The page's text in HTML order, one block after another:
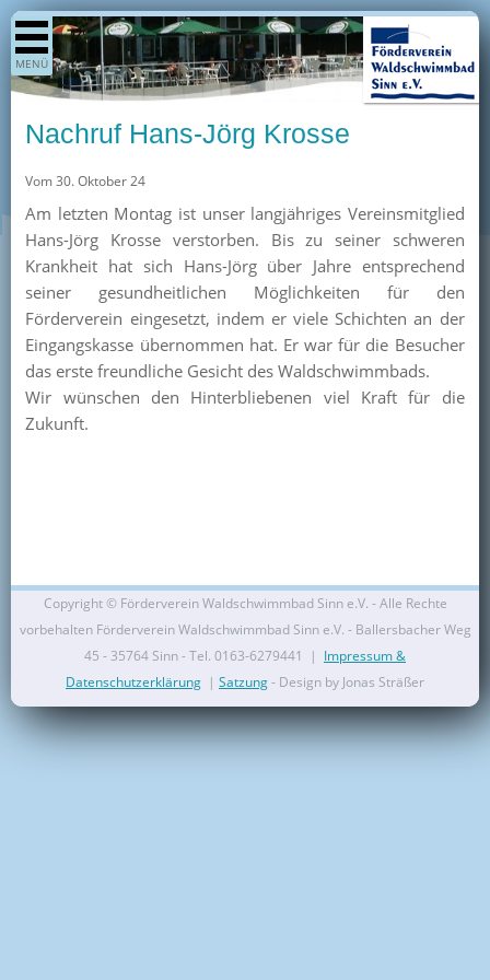
MENÜ
Shop
Aktuelles
Termine
Berichte
Bilder
/ Preise
Kurse
Unterstützer
Nachruf Hans-Jörg Krosse
Vom 30. Oktober 24
Am letzten Montag ist unser langjähriges Vereinsmitglied
Hans-Jörg Krosse verstorben. Bis zu seiner schweren
Krankheit hat sich Hans-Jörg über Jahre entsprechend
seiner gesundheitlichen Möglichkeiten für den
Förderverein eingesetzt, indem er viele Schichten an der
Eingangskasse übernommen hat. Er war für die Besucher
das erste freundliche Gesicht des Waldschwimmbads.
Wir wünschen den Hinterbliebenen viel Kraft für die
Zukunft.
Copyright © Förderverein Waldschwimmbad Sinn e.V. - Alle Rechte
vorbehalten Förderverein Waldschwimmbad Sinn e.V. - Ballersbacher Weg
45 - 35764 Sinn - Tel. 0163-6279441 | Impressum &
Datenschutzerklärung | Satzung- Design by Jonas Sträßer